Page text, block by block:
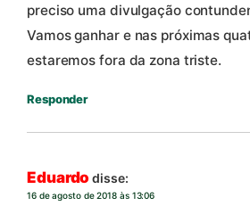
preciso uma divulgação
Vamos ganhar e nas próximas
estaremos fora da zona triste.
Responder
Eduardo disse:
16 de agosto de 2018 às 13:06